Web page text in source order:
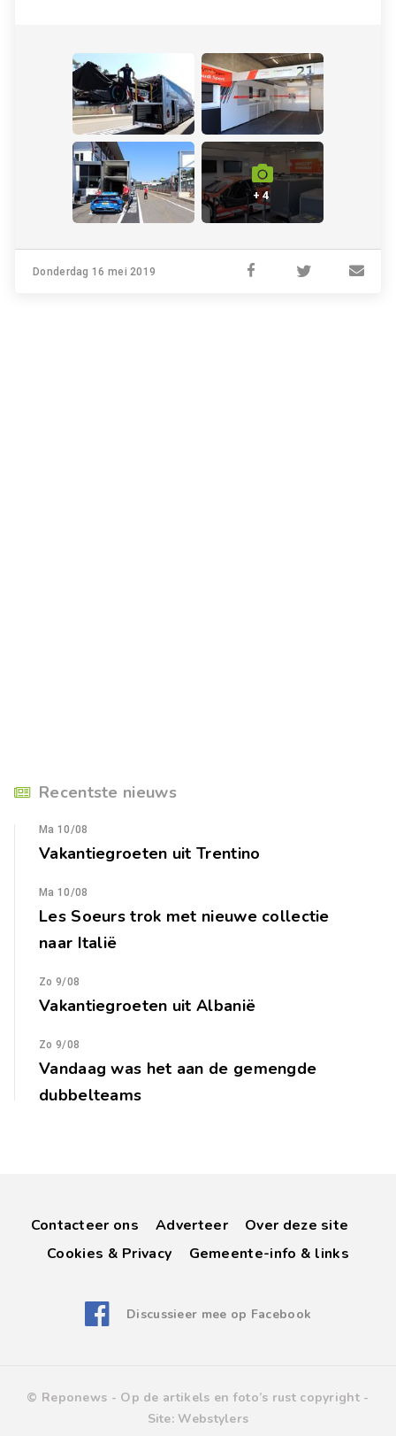
+ 4
Donderdag 16 mei 2019
Recentste nieuws
Ma 10/08
Vakantiegroeten uit Trentino
Ma 10/08
Les Soeurs trok met nieuwe collectie
naar Italië
Zo 9/08
Vakantiegroeten uit Albanië
Zo 9/08
Vandaag was het aan de gemengde
dubbelteams
Contacteer ons Adverteer
Over deze site
Cookies & Privacy
Gemeente-info & links
Discussieer mee op Facebook
© Reponews - Op de artikels en foto’s rust copyright -
Site: Webstylers